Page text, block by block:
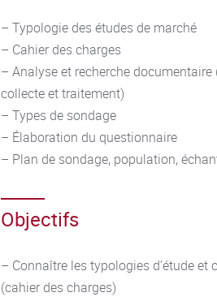
– Typologie des études de marché
– Cahier des charges
– Analyse et recherche
collecte et traitement)
– Types de sondage
– Élaboration du questionnaire
– Plan de sondage, population,
Objectifs
– Connaître les typologies d’étude et
(cahier des charges)